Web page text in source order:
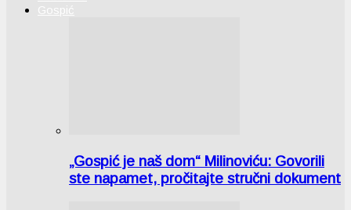
Gospić
„Gospić je naš dom“ Milinoviću: Govorili
ste napamet, pročitajte stručni dokument